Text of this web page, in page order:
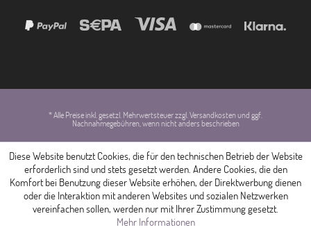
* Alle Preise inkl. gesetzl. Mehrwertsteuer zzgl. Versandkosten und ggf.
Nachnahmegebühren, wenn nicht anders beschrieben
Diese Website benutzt Cookies, die für den technischen Betrieb der Website
erforderlich sind und stets gesetzt werden. Andere Cookies, die den
Komfort bei Benutzung dieser Website erhöhen, der Direktwerbung dienen
oder die Interaktion mit anderen Websites und sozialen Netzwerken
vereinfachen sollen, werden nur mit Ihrer Zustimmung gesetzt.
Mehr Informationen